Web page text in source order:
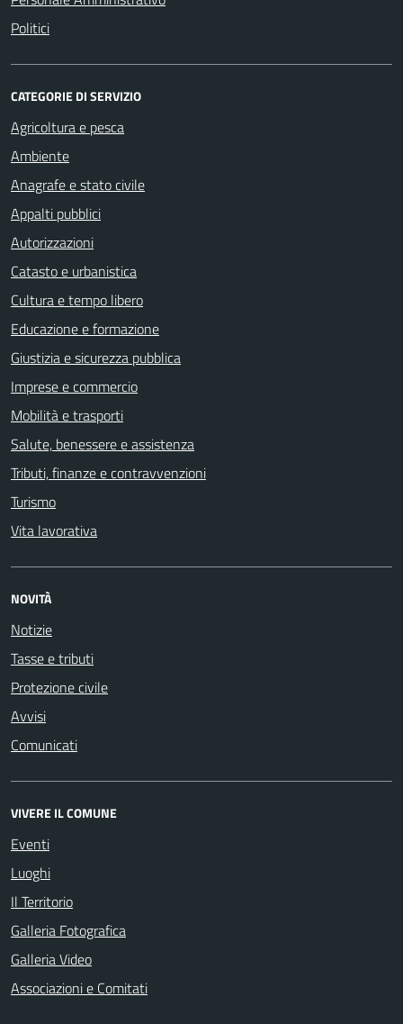
Politici
CATEGORIE DI SERVIZIO
Agricoltura e pesca
Ambiente
Anagrafe e stato civile
Appalti pubblici
Autorizzazioni
Catasto e urbanistica
Cultura e tempo libero
Educazione e formazione
Giustizia e sicurezza pubblica
Imprese e commercio
Mobilità e trasporti
Salute, benessere e assistenza
Tributi, finanze e contravvenzioni
Turismo
Vita lavorativa
NOVITÀ
Notizie
Tasse e tributi
Protezione civile
Avvisi
Comunicati
VIVERE IL COMUNE
Eventi
Luoghi
Il Territorio
Galleria Fotografica
Galleria Video
Associazioni e Comitati